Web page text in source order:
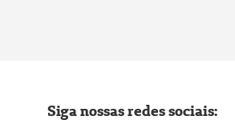
Siga nossas redes sociais: